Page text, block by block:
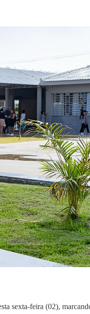
sexta-feira (02),